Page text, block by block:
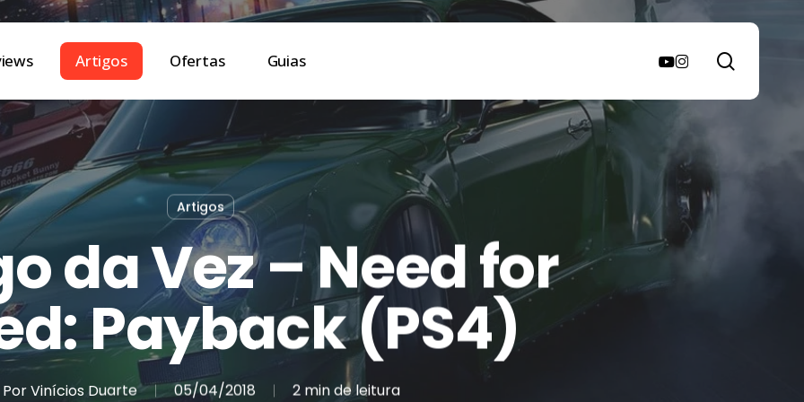
Artigos Ofertas Guias youtube
instagram
Artigos
da Vez – Need for
Payback (PS4)
PorVinícios Duarte 05/04/2018 2 min de leitura